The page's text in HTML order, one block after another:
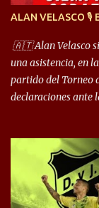
encarar, de
arco y tengo más
comentó: “Cuando
cuand...
ALAN VELASCO 🎙
🇦🇹 Alan Velasco
una asistencia, en
partido del Torneo
declaraciones ante
ojalá sea lo mejor
siempre en mi
quise dar lo mejor.
hincha”. 🎙️“El